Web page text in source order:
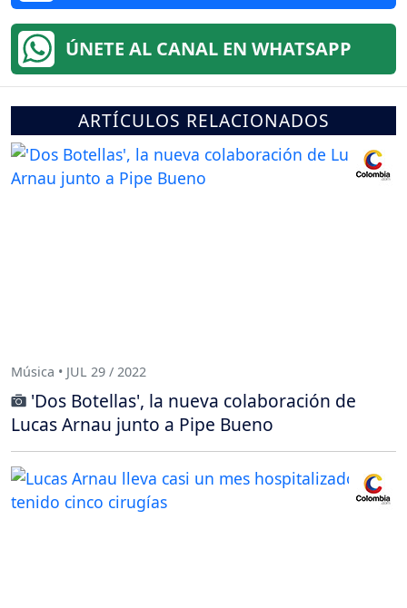
ÚNETE AL CANAL EN WHATSAPP
ARTÍCULOS RELACIONADOS
Música • JUL 29 / 2022
'Dos Botellas', la nueva colaboración de
Lucas Arnau junto a Pipe Bueno